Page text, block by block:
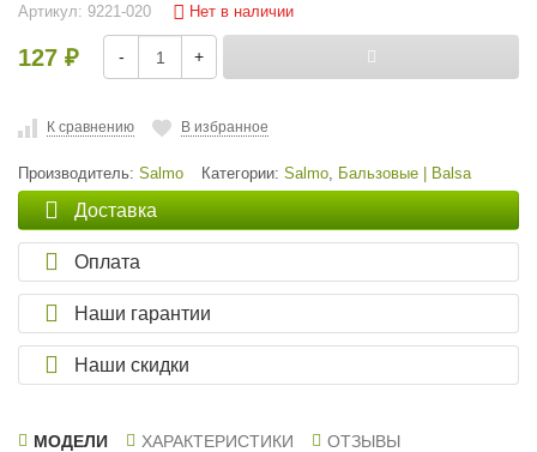
Артикул: 9221-020 Нет в наличии
127 ₽ - +
К сравнению В избранное
Производитель: Salmo Категории: Salmo, Бальзовые | Balsa
Доставка
Оплата
Наши гарантии
Наши скидки
МОДЕЛИ ХАРАКТЕРИСТИКИ ОТЗЫВЫ